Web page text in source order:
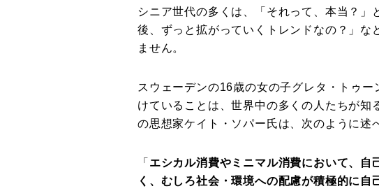
シニア世代の多くは、「それって、本当？」
後、ずっと拡がっていくトレンドなの？」な
ません。
スウェーデンの16歳の女の子グレタ・トゥ
けていることは、世界中の多くの人たちが知
の思想家ケイト・ソパー氏は、次のように述
「 エシカル消費やミニマル消費において、自
く、むしろ社会・環境への配慮が積極的に自